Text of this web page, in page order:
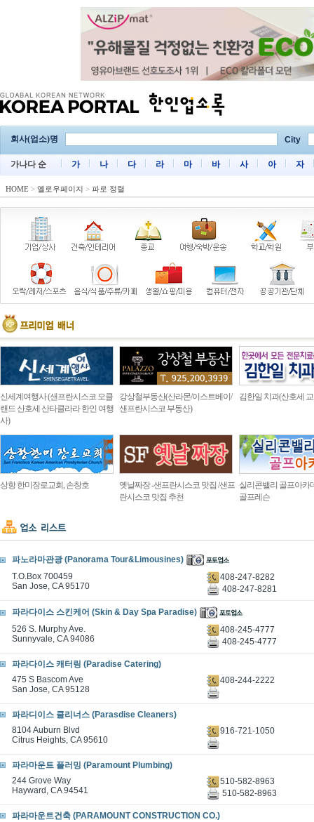
회사(업소)명 City
가나다 순 가 나 다 라 마 바 사 아 자
HOME > 옐로우페이지 > 파로 정렬
신세계여행사 (샌프란시스코 오클
랜드 산호세 산타클라라 한인 여행
사)
강상철부동산(산라몬/이스트베이/
샌프란시스코 부동산)
김한일 치과(산호세
상항 한미장로교회, 손창호
옛날짜장 -샌프란시스코 맛집 /샌프
란시스코 맛집 추천
실리콘밸리 골프아카
골프레슨
파노라마관광 (Panorama Tour&Limousines)
T.O.Box 700459
San Jose, CA 95170
408-247-8282
408-247-8281
파라다이스 스킨케어 (Skin & Day Spa Paradise)
526 S. Murphy Ave.
Sunnyvale, CA 94086
408-245-4777
408-245-4777
파라다이스 캐터링 (Paradise Catering)
475 S Bascom Ave
San Jose, CA 95128
408-244-2222
파라디이스 클리너스 (Parasdise Cleaners)
8104 Auburn Blvd
Citrus Heights, CA 95610
916-721-1050
파라마운트 플러밍 (Paramount Plumbing)
244 Grove Way
Hayward, CA 94541
510-582-8963
510-582-8963
파라마운트건축 (PARAMOUNT CONSTRUCTION CO.)